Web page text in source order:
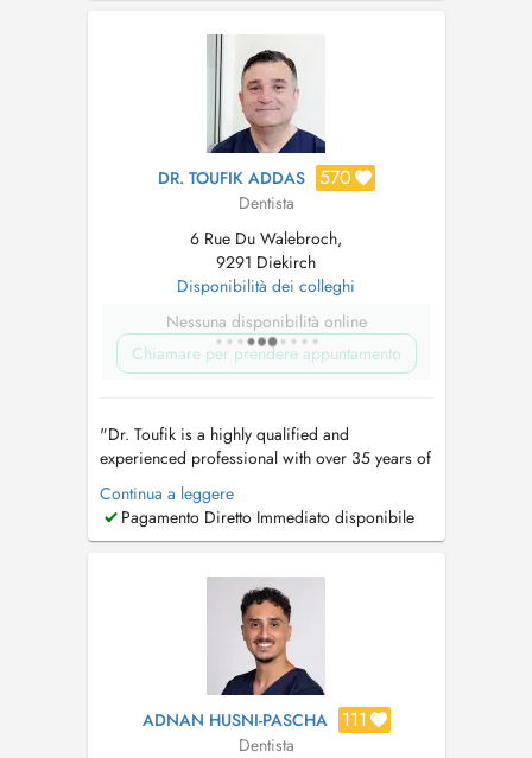
Vereinbarung spezifisch, dass der Termi...
DR. TOUFIK ADDAS 570
Dentista
6 Rue Du Walebroch,
9291 Diekirch
Disponibilità dei colleghi
Nessuna disponibilità online
Chiamare per prendere appuntamento
"Dr. Toufik is a highly qualified and
experienced professional with over 35 years of
Dental Experience spanning 3 continents from
the United States to Saudi Arabia, Syria and
Luxembourg. For appointments: mobile &
+352 26 56 12 41 Diekirch Clinic : +35...
Continua a leggere
Pagamento Diretto Immediato disponibile
ADNAN HUSNI-PASCHA 111
Dentista